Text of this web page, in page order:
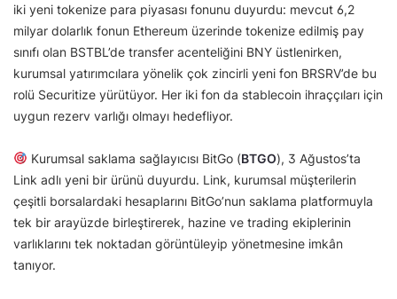
iki yeni tokenize para piyasası fonunu duyurdu: mevcut 6,2
milyar dolarlık fonun Ethereum üzerinde tokenize edilmiş pay
sınıfı olan BSTBL’de transfer acenteliğini BNY üstlenirken,
kurumsal yatırımcılara yönelik çok zincirli yeni fon BRSRV’de bu
rolü Securitize yürütüyor. Her iki fon da stablecoin ihraççıları için
uygun rezerv varlığı olmayı hedefliyor.
Kurumsal saklama sağlayıcısı BitGo (BTGO), 3 Ağustos’ta
Link adlı yeni bir ürünü duyurdu. Link, kurumsal müşterilerin
çeşitli borsalardaki hesaplarını BitGo’nun saklama platformuyla
tek bir arayüzde birleştirerek, hazine ve trading ekiplerinin
varlıklarını tek noktadan görüntüleyip yönetmesine imkân
tanıyor.